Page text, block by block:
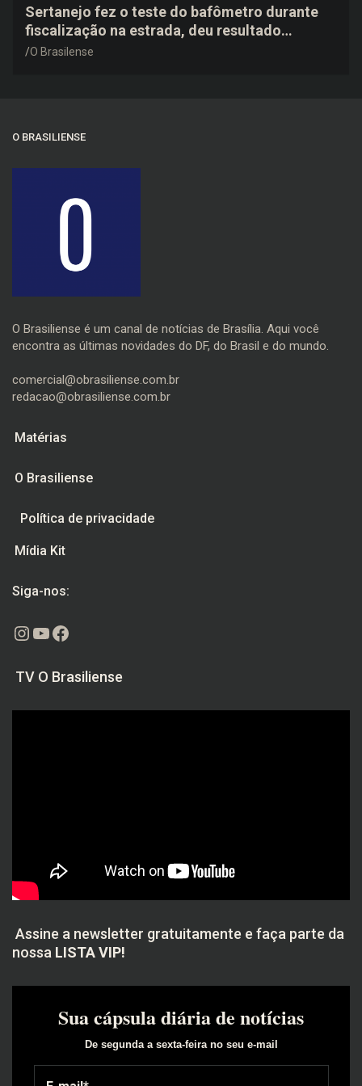
Sertanejo fez o teste do bafômetro durante
fiscalização na estrada, deu resultado
negativo e elogiou o trabalho dos agentes de
O Brasilense
O BRASILIENSE
O Brasiliense é um canal de notícias de Brasília. Aqui você
encontra as últimas novidades do DF, do Brasil e do mundo.
comercial@obrasiliense.com.br
redacao@obrasiliense.com.br
Matérias
O Brasiliense
Política de privacidade
Mídia Kit
Siga-nos:
Instagram
Youtube
Facebook
TV O Brasiliense
Assine a newsletter gratuitamente e faça parte da
nossa LISTA VIP!
Sua cápsula diária de notícias
De segunda a sexta-feira no seu e-mail